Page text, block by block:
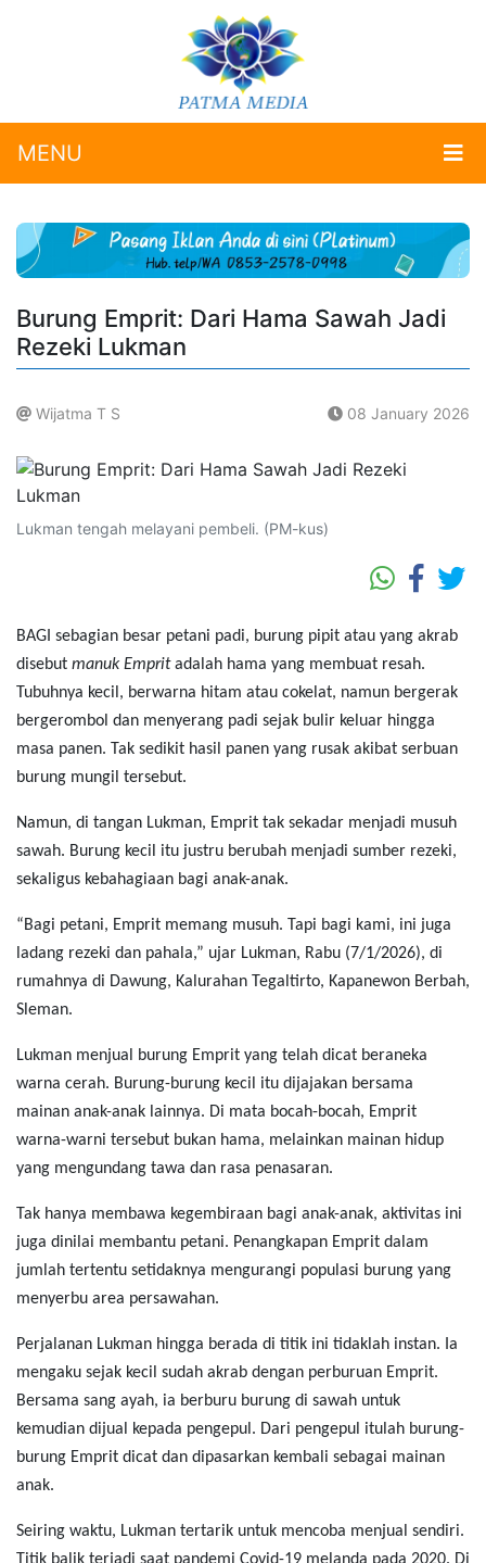
MENU
Burung Emprit: Dari Hama Sawah Jadi
Rezeki Lukman
Wijatma T S 08 January 2026
Lukman tengah melayani pembeli. (PM-kus)
BAGI sebagian besar petani padi, burung pipit atau yang akrab
disebut manuk Empritadalah hama yang membuat resah.
Tubuhnya kecil, berwarna hitam atau cokelat, namun bergerak
bergerombol dan menyerang padi sejak bulir keluar hingga
masa panen. Tak sedikit hasil panen yang rusak akibat serbuan
burung mungil tersebut.
Namun, di tangan Lukman, Emprit tak sekadar menjadi musuh
sawah. Burung kecil itu justru berubah menjadi sumber rezeki,
sekaligus kebahagiaan bagi anak-anak.
“Bagi petani, Emprit memang musuh. Tapi bagi kami, ini juga
ladang rezeki dan pahala,” ujar Lukman, Rabu (7/1/2026), di
rumahnya di Dawung, Kalurahan Tegaltirto, Kapanewon Berbah,
Sleman.
Lukman menjual burung Emprit yang telah dicat beraneka
warna cerah. Burung-burung kecil itu dijajakan bersama
mainan anak-anak lainnya. Di mata bocah-bocah, Emprit
warna-warni tersebut bukan hama, melainkan mainan hidup
yang mengundang tawa dan rasa penasaran.
Tak hanya membawa kegembiraan bagi anak-anak, aktivitas ini
juga dinilai membantu petani. Penangkapan Emprit dalam
jumlah tertentu setidaknya mengurangi populasi burung yang
menyerbu area persawahan.
Perjalanan Lukman hingga berada di titik ini tidaklah instan. Ia
mengaku sejak kecil sudah akrab dengan perburuan Emprit.
Bersama sang ayah, ia berburu burung di sawah untuk
kemudian dijual kepada pengepul. Dari pengepul itulah burung-
burung Emprit dicat dan dipasarkan kembali sebagai mainan
anak.
Seiring waktu, Lukman tertarik untuk mencoba menjual sendiri.